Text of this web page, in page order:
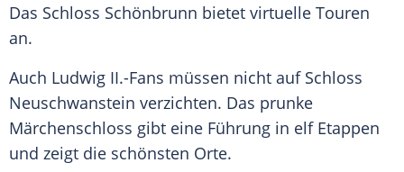
Das Schloss Schönbrunn bietet virtuelle Touren
an.
Auch Ludwig II.-Fans müssen nicht auf Schloss
Neuschwanstein verzichten. Das prunke
Märchenschloss gibt eine Führung in elf Etappen
und zeigt die schönsten Orte.